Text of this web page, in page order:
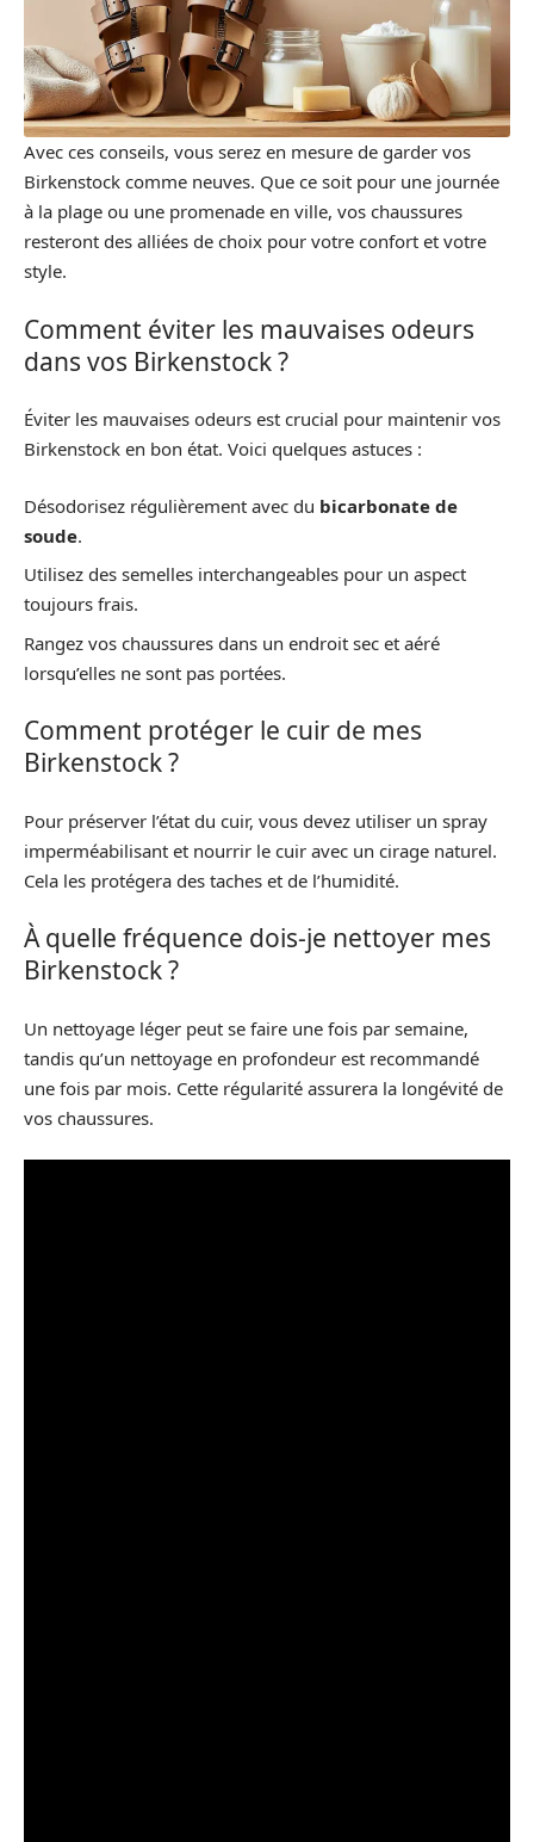
Avec ces conseils, vous serez en mesure de garder vos
Birkenstock comme neuves. Que ce soit pour une journée
à la plage ou une promenade en ville, vos chaussures
resteront des alliées de choix pour votre confort et votre
style.
Comment éviter les mauvaises odeurs
dans vos Birkenstock ?
Éviter les mauvaises odeurs est crucial pour maintenir vos
Birkenstock en bon état. Voici quelques astuces :
Désodorisez régulièrement avec du bicarbonate de
soude.
Utilisez des semelles interchangeables pour un aspect
toujours frais.
Rangez vos chaussures dans un endroit sec et aéré
lorsqu’elles ne sont pas portées.
Comment protéger le cuir de mes
Birkenstock ?
Pour préserver l’état du cuir, vous devez utiliser un spray
imperméabilisant et nourrir le cuir avec un cirage naturel.
Cela les protégera des taches et de l’humidité.
À quelle fréquence dois-je nettoyer mes
Birkenstock ?
Un nettoyage léger peut se faire une fois par semaine,
tandis qu’un nettoyage en profondeur est recommandé
une fois par mois. Cette régularité assurera la longévité de
vos chaussures.